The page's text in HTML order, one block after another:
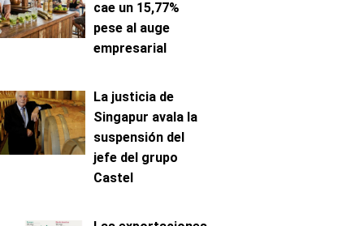
cae un 15,77%
pese al auge
empresarial
La justicia de
Singapur avala la
suspensión del
jefe del grupo
Castel